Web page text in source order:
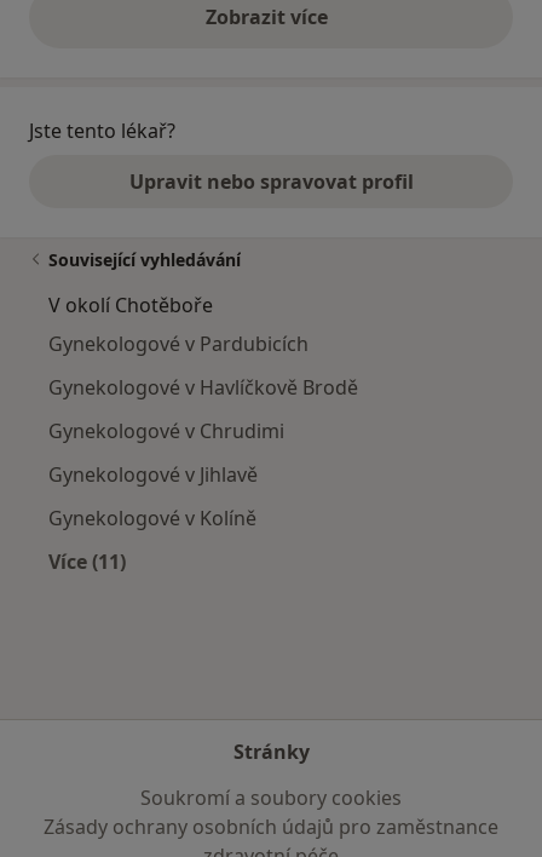
Zobrazit vícevýše uvedené názory
Jste tento lékař?
Upravit nebo spravovat profil
Související vyhledávání
V okolí Chotěboře
Gynekologové v Pardubicích
Gynekologové v Havlíčkově Brodě
Gynekologové v Chrudimi
Gynekologové v Jihlavě
Gynekologové v Kolíně
Více (11)
Stránky
Soukromí a soubory cookies
Zásady ochrany osobních údajů pro zaměstnance